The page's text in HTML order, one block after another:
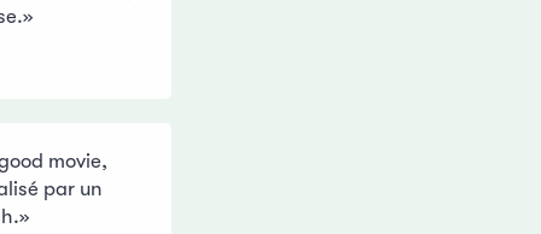
movie,
par un